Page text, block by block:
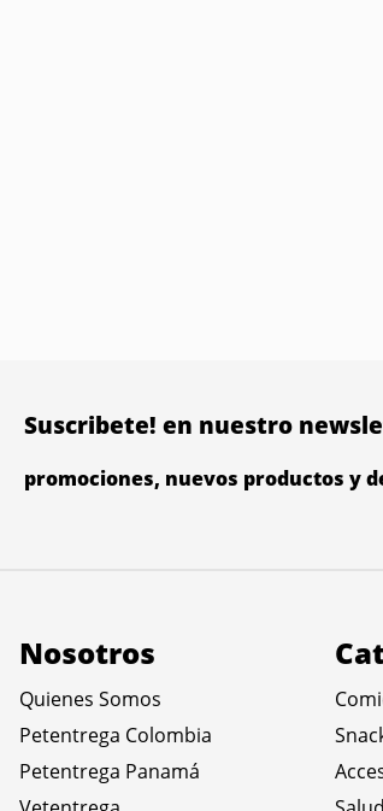
Suscribete! en nuestro
promociones, nuevos productos y
Nosotros
Quienes Somos
Petentrega Colombia
Petentrega Panamá